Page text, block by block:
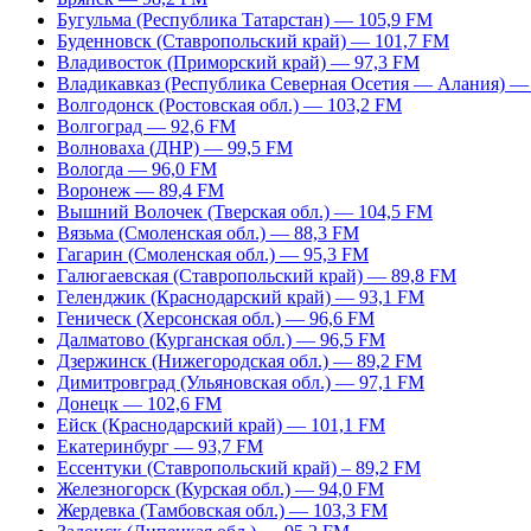
Бугульма (Республика Татарстан) — 105,9 FM
Буденновск (Ставропольский край) — 101,7 FM
Владивосток (Приморский край) — 97,3 FM
Владикавказ (Республика Северная Осетия — Алания)
Волгодонск (Ростовская обл.) — 103,2 FM
Волгоград — 92,6 FM
Волноваха (ДНР) — 99,5 FM
Вологда — 96,0 FM
Воронеж — 89,4 FM
Вышний Волочек (Тверская обл.) — 104,5 FM
Вязьма (Смоленская обл.) — 88,3 FM
Гагарин (Смоленская обл.) — 95,3 FM
Галюгаевская (Ставропольский край) — 89,8 FM
Геленджик (Краснодарский край) — 93,1 FM
Геническ (Херсонская обл.) — 96,6 FM
Далматово (Курганская обл.) — 96,5 FM
Дзержинск (Нижегородская обл.) — 89,2 FM
Димитровград (Ульяновская обл.) — 97,1 FM
Донецк — 102,6 FM
Ейск (Краснодарский край) — 101,1 FM
Екатеринбург — 93,7 FM
Ессентуки (Ставропольский край) – 89,2 FM
Железногорск (Курская обл.) — 94,0 FM
Жердевка (Тамбовская обл.) — 103,3 FM